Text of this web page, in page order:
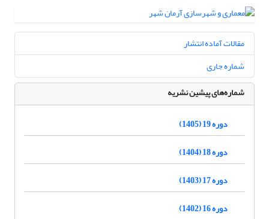
مقالات آماده انتشار
شماره جاری
شماره‌های پیشین نشریه
دوره 19 (1405)
دوره 18 (1404)
دوره 17 (1403)
دوره 16 (1402)